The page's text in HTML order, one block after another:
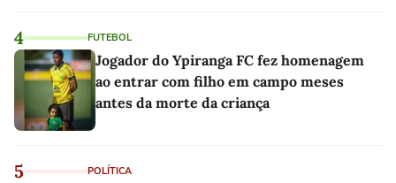
4 FUTEBOL
Jogador do Ypiranga FC fez homenagem
ao entrar com filho em campo meses
antes da morte da criança
5 POLÍTICA